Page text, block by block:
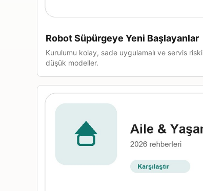
Robot Süpürgeye Yeni Başlayanlar
Kurulumu kolay, sade uygulamalı ve servis riski
düşük modeller.